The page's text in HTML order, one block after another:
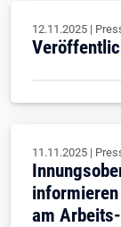
12.11.2025 |
11.11.2025 |
am